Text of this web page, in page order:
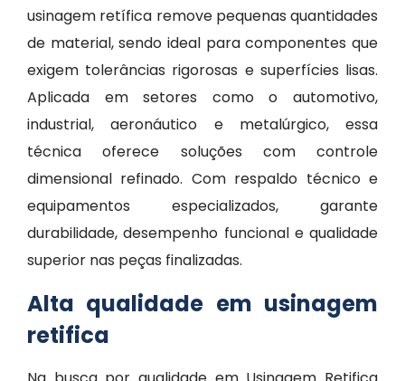
usinagem retífica remove pequenas quantidades
de material, sendo ideal para componentes que
exigem tolerâncias rigorosas e superfícies lisas.
Aplicada em setores como o automotivo,
industrial, aeronáutico e metalúrgico, essa
técnica oferece soluções com controle
dimensional refinado. Com respaldo técnico e
equipamentos especializados, garante
durabilidade, desempenho funcional e qualidade
superior nas peças finalizadas.
Alta qualidade em usinagem
retifica